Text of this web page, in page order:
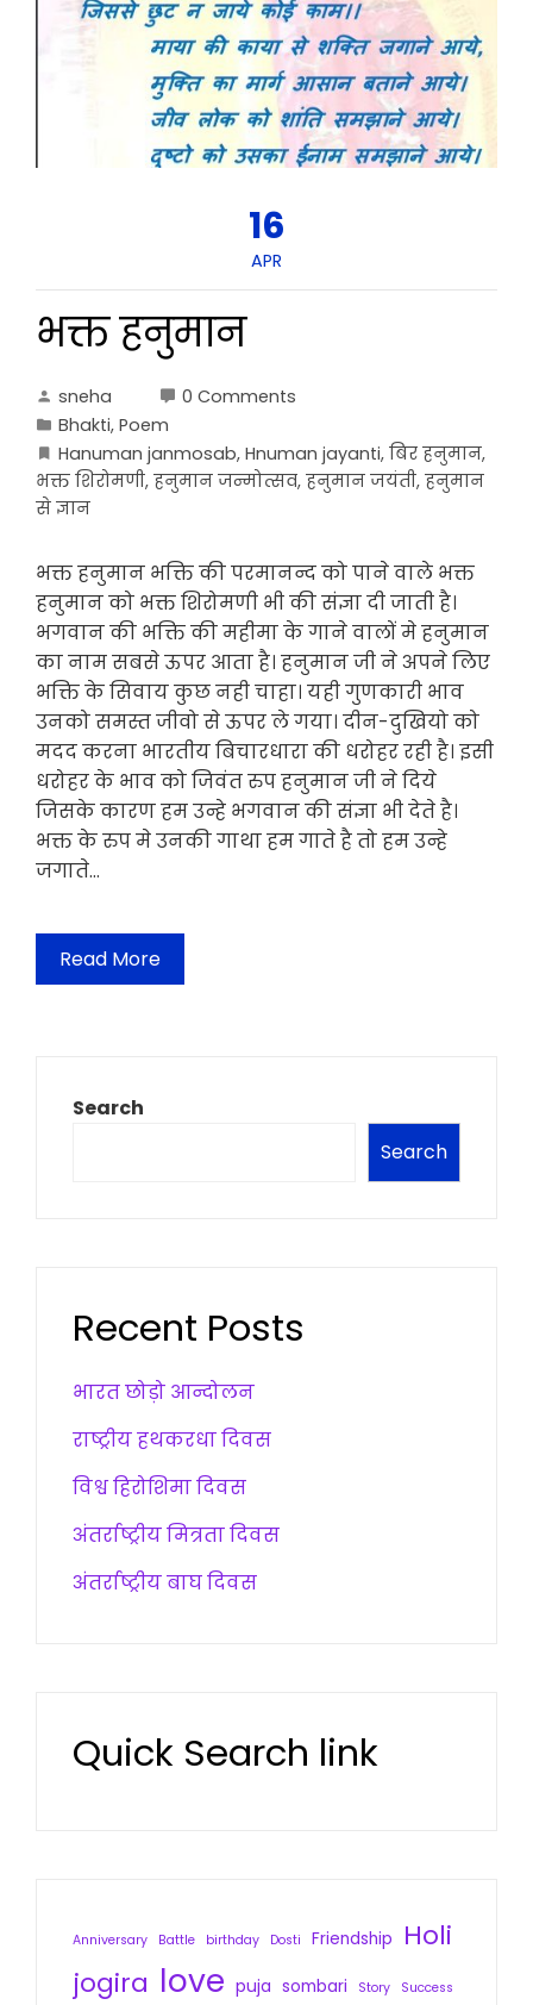
16
APR
भक्त हनुमान
sneha
0 Comments
Bhakti, Poem
Hanuman janmosab, Hnuman jayanti, बिर हनुमान,
भक्त शिरोमणी, हनुमान जन्मोत्सव, हनुमान जयंती, हनुमान
से ज्ञान
भक्त हनुमान भक्ति की परमानन्द को पाने वाले भक्त
हनुमान को भक्त शिरोमणी भी की संज्ञा दी जाती है।
भगवान की भक्ति की महीमा के गाने वालों मे हनुमान
का नाम सबसे ऊपर आता है। हनुमान जी ने अपने लिए
भक्ति के सिवाय कुछ नही चाहा। यही गुणकारी भाव
उनको समस्त जीवो से ऊपर ले गया। दीन-दुखियो को
मदद करना भारतीय बिचारधारा की धरोहर रही है। इसी
धरोहर के भाव को जिवंत रुप हनुमान जी ने दिये
जिसके कारण हम उन्हे भगवान की संज्ञा भी देते है।
भक्त के रुप मे उनकी गाथा हम गाते है तो हम उन्हे
जगाते…
Read More
Search
Search
Recent Posts
भारत छोड़ो आन्दोलन
राष्ट्रीय हथकरधा दिवस
विश्व हिरोशिमा दिवस
अंतर्राष्ट्रीय मित्रता दिवस
अंतर्राष्ट्रीय बाघ दिवस
Quick Search link
Anniversary Battle birthday Dosti Friendship
Holi
jogira love puja sombari Story Success